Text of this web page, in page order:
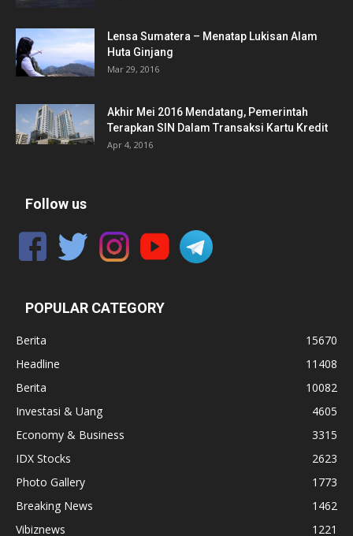
Lensa Sumatera – Menatap Lukisan Alam
Huta Ginjang
Mar 29, 2016
Akhir Mei 2016 Mendatang, Pemerintah
Terapkan SIN Dalam Transaksi Kartu Kredit
Apr 4, 2016
Follow us
POPULAR CATEGORY
Berita
15670
Headline
11408
Berita
10082
Investasi & Uang
4605
Economy & Business
3315
IDX Stocks
2623
Photo Gallery
1773
Breaking News
1462
Vibiznews
1221